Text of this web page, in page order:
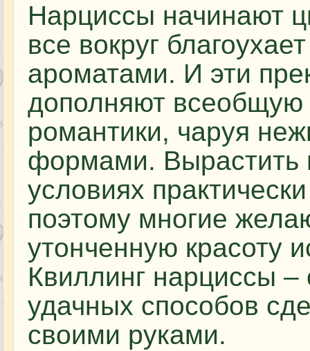
Нарциссы начинают
все вокруг
ароматами. И эти
дополняют
романтики, чаруя
формами. Вырастить
условиях
поэтому многие
утонченную красоту
Квиллинг нарциссы
удачных способов
своими руками.